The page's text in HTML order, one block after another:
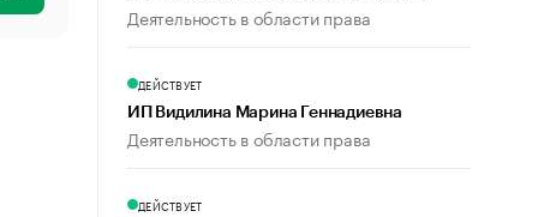
Деятельность в области права
ДЕЙСТВУЕТ
ИП Видилина Марина Геннадиевна
Деятельность в области права
ДЕЙСТВУЕТ